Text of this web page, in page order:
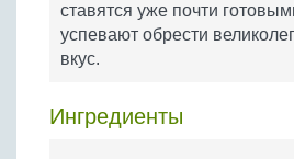
Бобовые
Яйца
ставятся уже почти
успевают обрести
вкус.
Ингредиенты